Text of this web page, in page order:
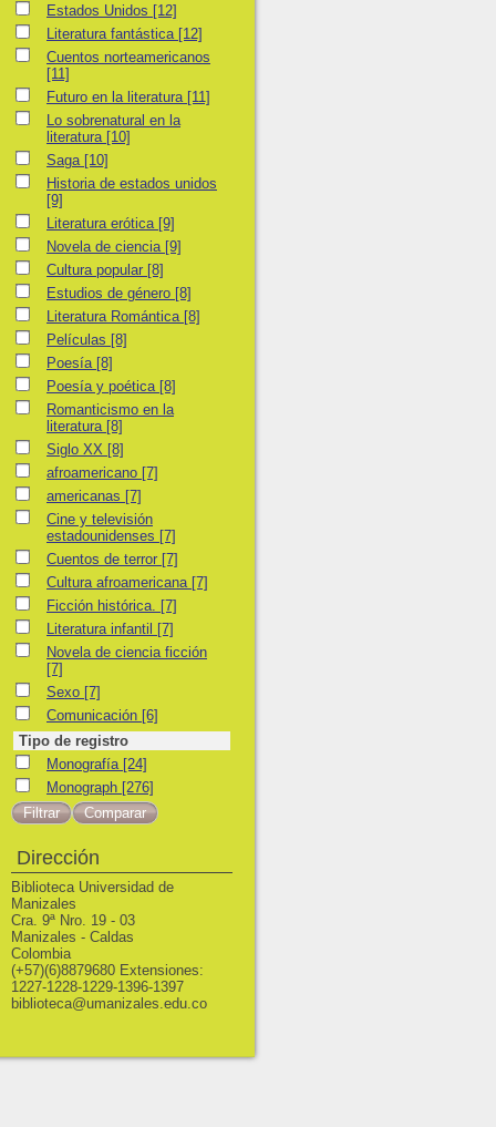
Estados Unidos
Estados Unidos [12]
Literatura fantástica
Literatura fantástica [12]
Cuentos norteamericanos
Cuentos norteamericanos
[11]
Futuro en la literatura
Futuro en la literatura [11]
Lo sobrenatural en la literatura
Lo sobrenatural en la
literatura [10]
SagaSaga [10]
Historia de estados unidos
Historia de estados unidos
[9]
Literatura erótica
Literatura erótica [9]
Novela de ciencia
Novela de ciencia [9]
Cultura popular
Cultura popular [8]
Estudios de género
Estudios de género [8]
Literatura Romántica
Literatura Romántica [8]
PelículasPelículas [8]
PoesíaPoesía [8]
Poesía y poética
Poesía y poética [8]
Romanticismo en la literatura
Romanticismo en la
literatura [8]
Siglo XXSiglo XX [8]
afroamericano
afroamericano [7]
americanas
americanas [7]
Cine y televisión estadounidenses
Cine y televisión
estadounidenses [7]
Cuentos de terror
Cuentos de terror [7]
Cultura afroamericana
Cultura afroamericana [7]
Ficción histórica.
Ficción histórica. [7]
Literatura infantil
Literatura infantil
[7]
Novela de ciencia ficción
Novela de ciencia ficción
[7]
SexoSexo [7]
Comunicación
Comunicación [6]
Tipo de registro
Monografía
Monografía [24]
Monograph
Monograph [276]
Dirección
Biblioteca Universidad de
Manizales
Cra. 9ª Nro. 19 - 03
Manizales - Caldas
Colombia
(+57)(6)8879680 Extensiones:
1227-1228-1229-1396-1397
biblioteca@umanizales.edu.co